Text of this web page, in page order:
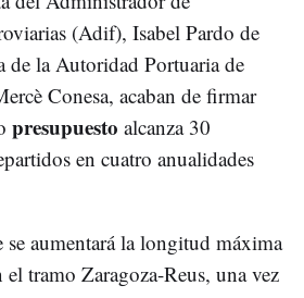
(Adif), Isabel Pardo de
de la Autoridad Portuaria de
Conesa, acaban de firmar
presupuesto alcanza 30
en cuatro anualidades
se aumentará la longitud máxima
el tramo Zaragoza-Reus, una vez